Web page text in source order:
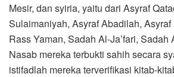
Mesir, dan syiria, yaitu dari Asyraf
Sulaimaniyah, Asyraf Abadilah, Asyraf
Rass Yaman, Sadah Al-Ja’fari, Sadah
Nasab mereka terbukti sahih secara
istifadlah mereka terverifikasi kitab-